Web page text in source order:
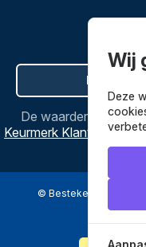
Hier de
De waardering van
Keurmerk
© Bestekenpannen.nl
Wij
Deze